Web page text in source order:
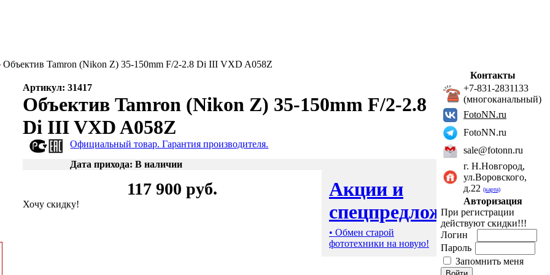
Объектив Tamron (Nikon Z) 35-150mm F/2-2.8 Di III VXD A058Z
Артикул: 31417
Объектив Tamron (Nikon Z) 35-150mm F/2-2.8
Di III VXD A058Z
Официальный товар. Гарантия производителя.
Дата прихода: В наличии
117 900 руб.
Хочу скидку!
Акции и
спецпредложения
• Обмен старой
фототехники на новую!
Контакты
+7-831-2831133
(многоканальный)
FotoNN.ru
FotoNN.ru
sale@fotonn.ru
г. Н.Новгород,
ул.Воровского,
д.22 (карта)
Авторизация
При регистрации
действуют скидки!!!
Логин
Пароль
Запомнить меня